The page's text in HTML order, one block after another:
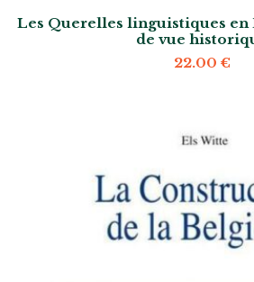
Les Querelles linguistiques
de vue
22.00 €